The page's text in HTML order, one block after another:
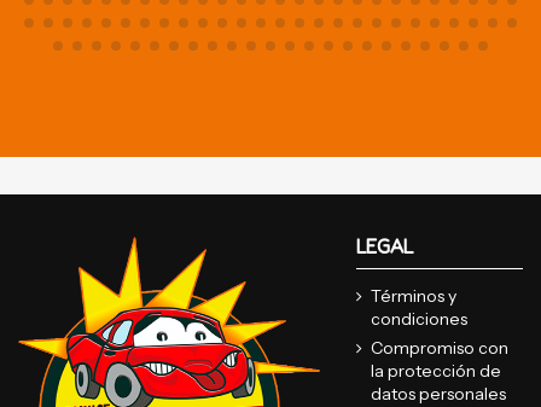
LEGAL
Términos y
condiciones
Compromiso con
la protección de
datos personales